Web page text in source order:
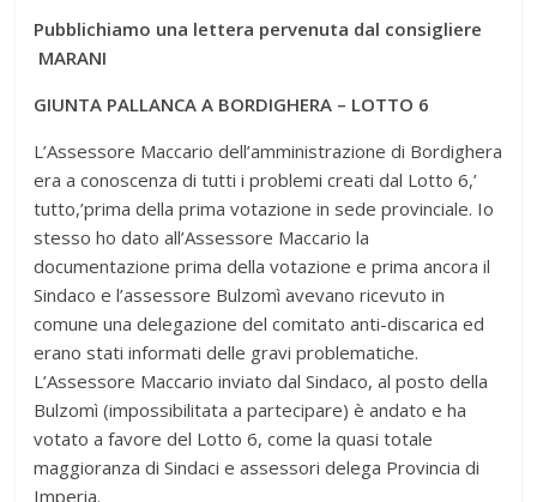
Pubblichiamo una lettera pervenuta dal consigliere
MARANI
GIUNTA PALLANCA A BORDIGHERA – LOTTO 6
L’Assessore Maccario dell’amministrazione di Bordighera
era a conoscenza di tutti i problemi creati dal Lotto 6,’
tutto,’prima della prima votazione in sede provinciale. Io
stesso ho dato all’Assessore Maccario la
documentazione prima della votazione e prima ancora il
Sindaco e l’assessore Bulzomì avevano ricevuto in
comune una delegazione del comitato anti-discarica ed
erano stati informati delle gravi problematiche.
L’Assessore Maccario inviato dal Sindaco, al posto della
Bulzomì (impossibilitata a partecipare) è andato e ha
votato a favore del Lotto 6, come la quasi totale
maggioranza di Sindaci e assessori delega Provincia di
Imperia.